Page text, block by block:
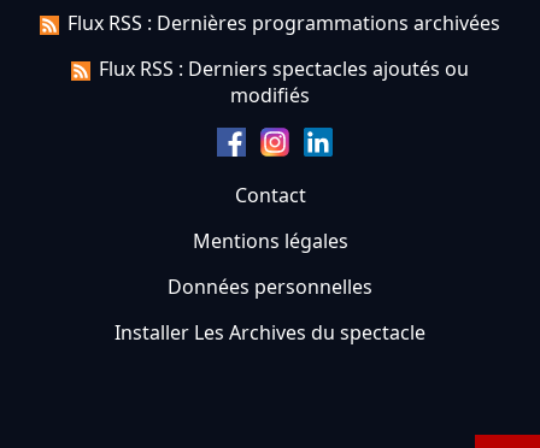
Flux RSS : Dernières programmations archivées
Flux RSS : Derniers spectacles ajoutés ou
modifiés
Contact
Mentions légales
Données personnelles
Installer Les Archives du spectacle